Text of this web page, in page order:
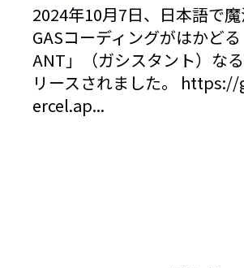
2024年10月7日、日本語で
GASコーディングがはかど
ANT」（ガシスタント）な
リースされました。
ercel.ap...